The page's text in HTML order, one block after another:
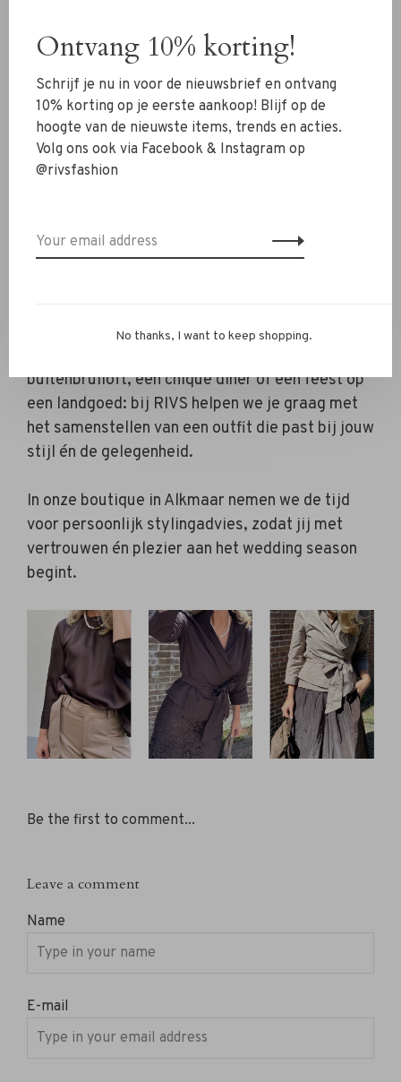
een persoonlijke touch zonder dat het geheel te
druk wordt.
Bekijk hier de accessoires collectie→
buitenbruiloft, een chique diner of een feest op
een landgoed: bij RIVS helpen we je graag met
het samenstellen van een outfit die past bij jouw
stijl én de gelegenheid.
In onze boutique in Alkmaar nemen we de tijd
voor persoonlijk stylingadvies, zodat jij met
vertrouwen én plezier aan het wedding season
begint.
Be the first to comment...
Leave a comment
Name
E-mail
Ontvang 10% korting!
Schrijf je nu in voor de nieuwsbrief en ontvang
10% korting op je eerste aankoop! Blijf op de
hoogte van de nieuwste items, trends en acties.
Volg ons ook via Facebook & Instagram op
@rivsfashion
No thanks, I want to keep shopping.